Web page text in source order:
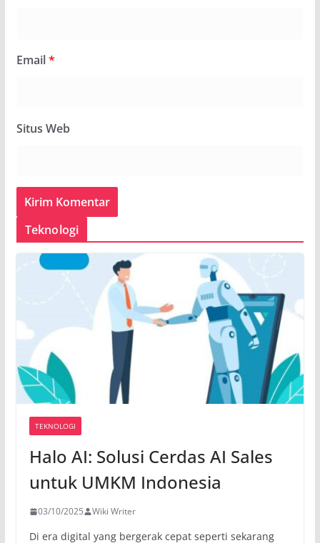
Email*
Situs Web
Teknologi
TEKNOLOGI
Halo AI: Solusi Cerdas AI Sales
untuk UMKM Indonesia
03/10/2025 Wiki Writer
Di era digital yang bergerak cepat seperti sekarang